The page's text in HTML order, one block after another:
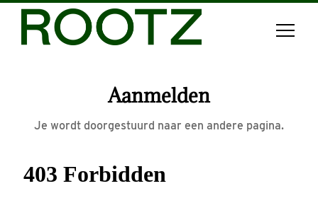
Aanmelden
Je wordt doorgestuurd naar een andere pagina.